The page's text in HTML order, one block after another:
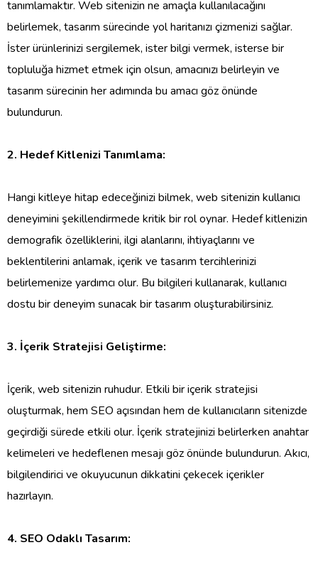
tanımlamaktır. Web sitenizin ne amaçla kullanılacağını
belirlemek, tasarım sürecinde yol haritanızı çizmenizi sağlar.
İster ürünlerinizi sergilemek, ister bilgi vermek, isterse bir
topluluğa hizmet etmek için olsun, amacınızı belirleyin ve
tasarım sürecinin her adımında bu amacı göz önünde
bulundurun.
2. Hedef Kitlenizi Tanımlama:
Hangi kitleye hitap edeceğinizi bilmek, web sitenizin kullanıcı
deneyimini şekillendirmede kritik bir rol oynar. Hedef kitlenizin
demografik özelliklerini, ilgi alanlarını, ihtiyaçlarını ve
beklentilerini anlamak, içerik ve tasarım tercihlerinizi
belirlemenize yardımcı olur. Bu bilgileri kullanarak, kullanıcı
dostu bir deneyim sunacak bir tasarım oluşturabilirsiniz.
3. İçerik Stratejisi Geliştirme:
İçerik, web sitenizin ruhudur. Etkili bir içerik stratejisi
oluşturmak, hem SEO açısından hem de kullanıcıların sitenizde
geçirdiği sürede etkili olur. İçerik stratejinizi belirlerken anahtar
kelimeleri ve hedeflenen mesajı göz önünde bulundurun. Akıcı,
bilgilendirici ve okuyucunun dikkatini çekecek içerikler
hazırlayın.
4. SEO Odaklı Tasarım: